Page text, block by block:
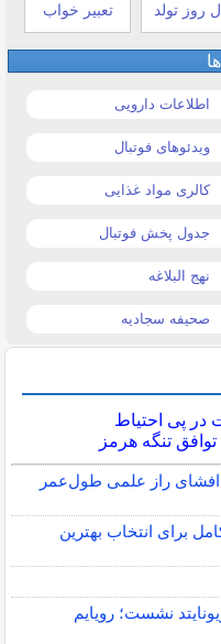
روز تولد تعبیر خواب
اطلاعات دارویی
ویدئوهای فوتبال
کالری مواد غذایی
جدول پخش فوتبال
نهج البلاغه
صحیفه سجادیه
در پی احتیاط
تنگه هرمز
۱۲۵ ساله شد؛ افشای راز علمی طول‌عمر
برای انتخاب بهترین
نشست؛ رویایم